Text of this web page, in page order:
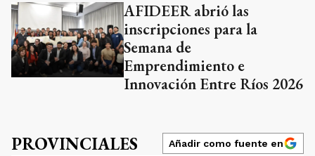
AFIDEER abrió las
inscripciones para la
Semana de
Emprendimiento e
Innovación Entre Ríos 2026
PROVINCIALES Añadir como fuente en